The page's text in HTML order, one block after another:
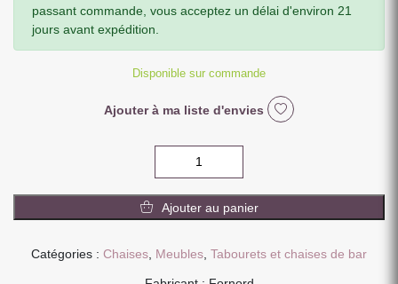
passant commande, vous acceptez un délai d'environ 21
jours avant expédition.
Disponible sur commande
Ajouter à ma liste d'envies
BAR
INDUSTRIEL
Ajouter au panier
Catégories : Chaises, Meubles, Tabourets et chaises de bar